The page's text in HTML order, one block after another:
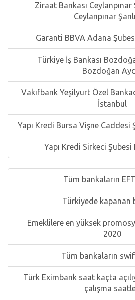
Ziraat Bankası Ceylanpınar
Ceylanpınar
Garanti BBVA Adana
Türkiye İş Bankası
Bozdoğan
Vakıfbank Yeşilyurt Özel
İstanbul
Yapı Kredi Bursa Vişne Caddesi
Yapı Kredi Sirkeci
Tüm bankaların
Türkiyede kapanan
Emeklilere en yüksek
2020
Tüm bankaların
Türk Eximbank saat kaçta
çalışma